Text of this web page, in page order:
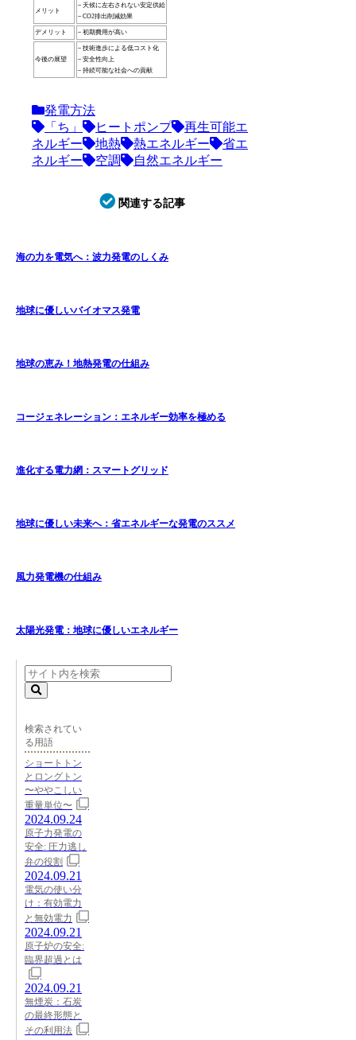
メリット
– 天候に左右されない安定供給
– CO2排出削減効果
デメリット – 初期費用が高い
今後の展望
– 技術進歩による低コスト化
– 安全性向上
– 持続可能な社会への貢献
発電方法
「ち」
ヒートポンプ
再生可能エ
ネルギー
地熱 熱エネルギー
省エ
ネルギー
空調 自然エネルギー
関連する記事
海の力を電気へ：波力発電のしくみ
地球に優しいバイオマス発電
地球の恵み！地熱発電の仕組み
コージェネレーション：エネルギー効率を極める
進化する電力網：スマートグリッド
地球に優しい未来へ：省エネルギーな発電のススメ
風力発電機の仕組み
太陽光発電：地球に優しいエネルギー
検索されてい
る用語
ショートトン
とロングトン
〜ややこしい
重量単位〜
2024.09.24
原子力発電の
安全: 圧力逃し
弁の役割
2024.09.21
電気の使い分
け：有効電力
と無効電力
2024.09.21
原子炉の安全:
臨界超過とは
2024.09.21
無煙炭：石炭
の最終形態と
その利用法